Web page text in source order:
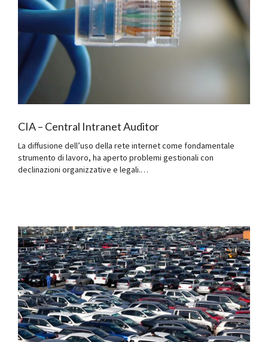
CIA – Central Intranet Auditor
La diffusione dell’uso della rete internet come fondamentale
strumento di lavoro, ha aperto problemi gestionali con
declinazioni organizzative e legali.…